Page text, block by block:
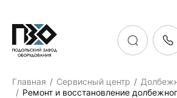
Главная Сервисный центр
Ремонт и восстановление